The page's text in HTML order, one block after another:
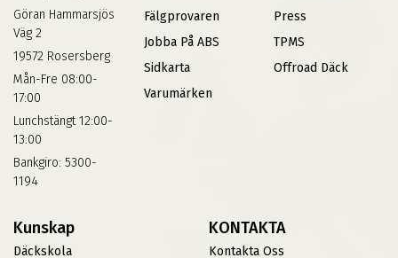
Göran Hammarsjös
Väg 2
19572 Rosersberg
Mån-Fre 08:00-
17:00
Lunchstängt 12:00-
13:00
Bankgiro: 5300-
1194
Fälgprovaren
Jobba På ABS
Sidkarta
Varumärken
Press
TPMS
Offroad Däck
Kunskap
Däckskola
KONTAKTA
Kontakta Oss